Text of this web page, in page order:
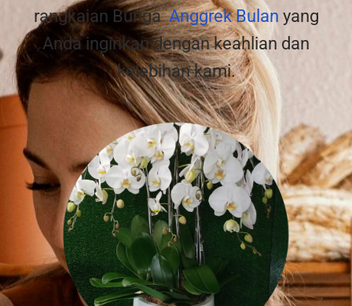
rangkaian BungaAnggrek Bulan yang
Anda inginkan dengan keahlian dan
kelebihan kami.